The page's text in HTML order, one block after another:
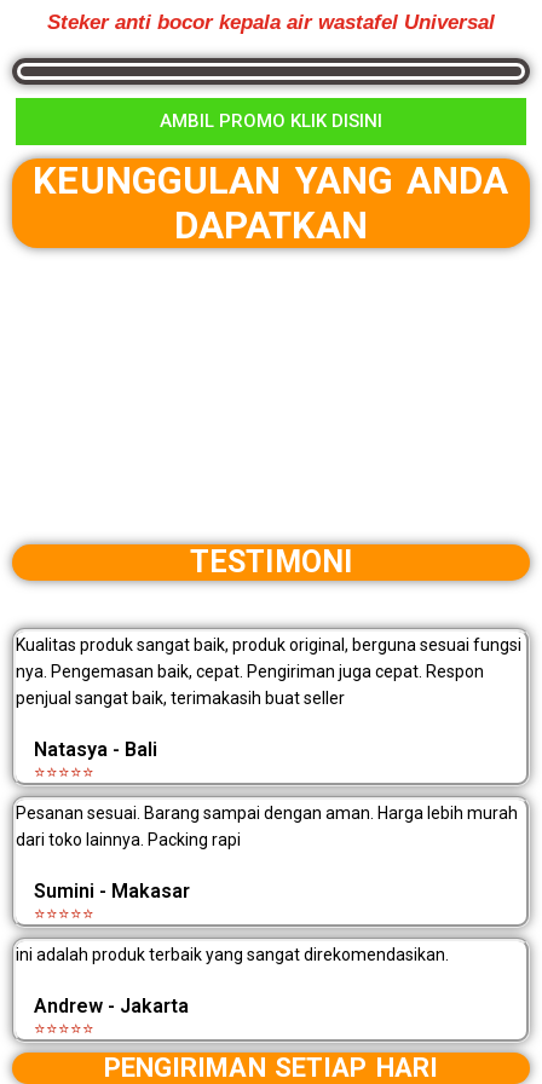
Steker anti bocor kepala air wastafel Universal
AMBIL PROMO KLIK DISINI
KEUNGGULAN YANG ANDA
DAPATKAN
TESTIMONI
Kualitas produk sangat baik, produk original, berguna sesuai fungsi
nya. Pengemasan baik, cepat. Pengiriman juga cepat. Respon
penjual sangat baik, terimakasih buat seller
Natasya - Bali
⭐⭐⭐⭐⭐
Pesanan sesuai. Barang sampai dengan aman. Harga lebih murah
dari toko lainnya. Packing rapi
Sumini - Makasar
⭐⭐⭐⭐⭐
ini adalah produk terbaik yang sangat direkomendasikan.
Andrew - Jakarta
⭐⭐⭐⭐⭐
PENGIRIMAN SETIAP HARI